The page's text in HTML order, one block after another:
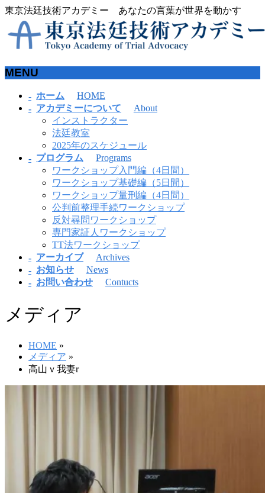
東京法廷技術アカデミー あなたの言葉が世界を動かす
MENU
ホーム
HOME
アカデミーについて
About
インストラクター
法廷教室
2025年のスケジュール
プログラム
Programs
ワークショップ入門編（4日間）
ワークショップ基礎編（5日間）
ワークショップ量刑編（4日間）
公判前整理手続ワークショップ
反対尋問ワークショップ
専門家証人ワークショップ
TT法ワークショップ
アーカイブ
Archives
お知らせ
News
お問い合わせ
Contucts
メディア
HOME »
メディア »
高山ｖ我妻r